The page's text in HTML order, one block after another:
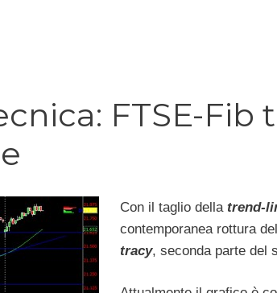
FTSE-Fib
Con il taglio della trend-
contemporanea rottura
tracy, seconda parte del